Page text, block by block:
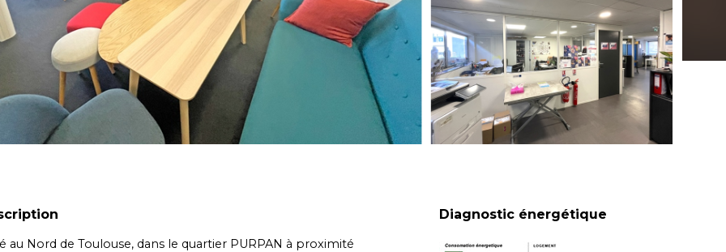
au Nord de Toulouse, dans le quartier PURPAN à proximité
Diagnostic énergétique